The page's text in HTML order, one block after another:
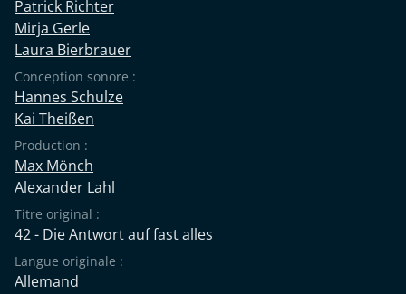
Patrick Richter
Mirja Gerle
Laura Bierbrauer
Conception sonore :
Hannes Schulze
Kai Theißen
Production :
Max Mönch
Alexander Lahl
Titre original :
42 - Die Antwort auf fast alles
Langue originale :
Allemand